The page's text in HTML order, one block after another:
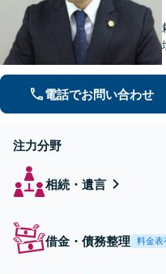
電話でお問い合わせ
注力分野
相続・遺言
借金・債務整理 料金表